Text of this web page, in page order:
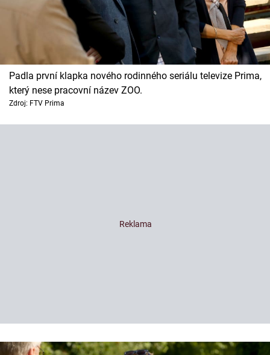
Padla první klapka nového rodinného seriálu televize Prima,
který nese pracovní název ZOO.
Zdroj: FTV Prima